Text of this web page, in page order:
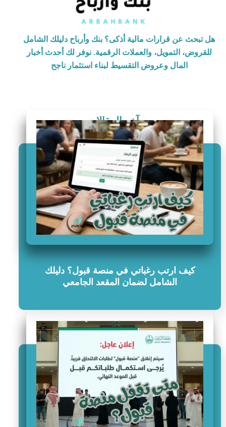
هل تبحث عن قرارات مالية أذكى؟ بنك وأرباح دليلك الشامل
للقروض، التمويل، والعملات الرقمية. نوفر لك أحدث أخبار
المال وعروض التقسيط لبناء استثمار ناجح
آخر المقالات
كيف ارتب رغباتي في منصة قبول؟ دليلك
الشامل لضمان المقعد الجامعي